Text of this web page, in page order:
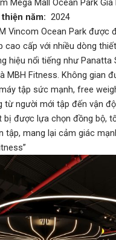
Mega Mall Ocean Park Gia
năm: 2024
Vincom Ocean Park được
cao cấp với nhiều dòng
hiệu nổi tiếng như Panatta
MBH Fitness. Không gian
tập sức mạnh, free
từ người mới tập đến vận
bị được lựa chọn đồng bộ,
tập, mang lại cảm giác